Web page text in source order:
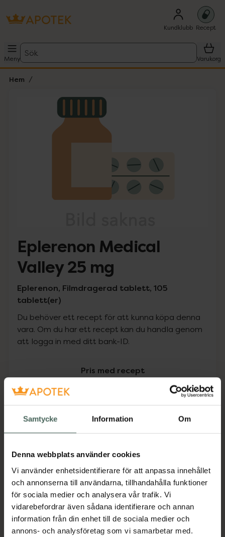
Samtycke Information Om
Denna webbplats använder cookies
Vi använder enhetsidentifierare för att anpassa innehållet
och annonserna till användarna, tillhandahålla funktioner
för sociala medier och analysera vår trafik. Vi
vidarebefordrar även sådana identifierare och annan
information från din enhet till de sociala medier och
annons- och analysföretag som vi samarbetar med.
Kundklubb Recept
Meny
Sök
Varukorg
Hem
Lista: . Innehåller 1 objekt.
Eplerenon Medical
Valley 25 mg
Eplerenon, Filmdragerad tablett, 105
tablett(er)
Du behöver ett recept för att kunna köpa denna
vara. Om du har ett recept kan du handla genom
att logga in med ditt bank-ID.
Pris med recept
762,35 kr
I apotek:762,35 kr
Köp via ditt recept
Aktuella erbjudanden
Beskrivning Dölj